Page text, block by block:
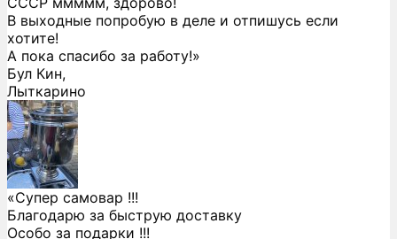
В выходные попробую в деле и отпишусь если
хотите!
А пока спасибо за работу!»
Бул Кин,
Лыткарино
«Супер самовар !!!
Благодарю за быструю доставку
Особо за подарки !!!